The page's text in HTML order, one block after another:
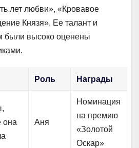
лет любви», «Кровавое
Князя». Ее талант и
были высоко оценены
Роль Награды
она
Аня
Номинация
на премию
«Золотой
Оскар»